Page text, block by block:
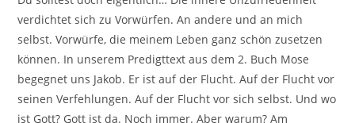
verdichtet sich zu Vorwürfen. An andere und an mich
selbst. Vorwürfe, die meinem Leben ganz schön zusetzen
können. In unserem Predigttext aus dem 2. Buch Mose
begegnet uns Jakob. Er ist auf der Flucht. Auf der Flucht vor
seinen Verfehlungen. Auf der Flucht vor sich selbst. Und wo
ist Gott? Gott ist da. Noch immer. Aber warum? Am